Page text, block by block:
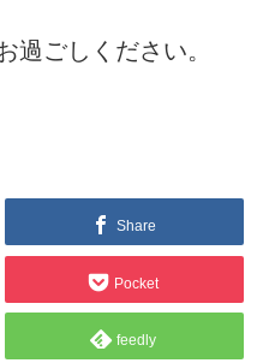
過ごしください。
Share
Pocket
feedly